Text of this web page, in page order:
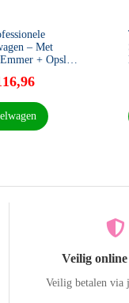
– Met
+ Opslag
Veilig
Veilig betalen via